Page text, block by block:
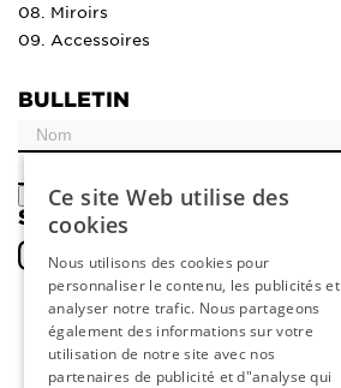
08. Miroirs
09. Accessoires
BULLETIN
ENREGISTRER
SOCIAL
ENGLISH
FRENCH
GERMAN
Ce site Web utilise des
cookies
Nous utilisons des cookies pour
personnaliser le contenu, les publicités et
analyser notre trafic. Nous partageons
également des informations sur votre
utilisation de notre site avec nos
partenaires de publicité et d"analyse qui